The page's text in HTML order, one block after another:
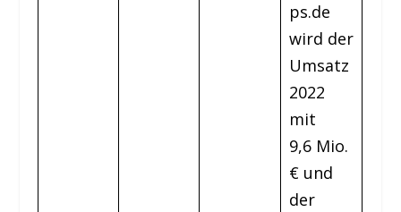
ps.de
wird der
Umsatz
2022
mit
9,6 Mio.
€ und
der